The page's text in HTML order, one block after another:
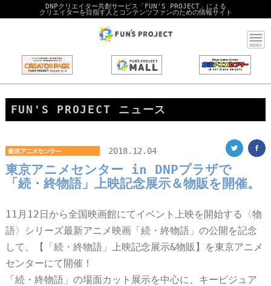
DNPクリエイター共創サービス「FUN'S PROJECT」による
クリエイターを目指す人とコンテンツファンのための情報サイト
FUN'S PROJECT ニュース
2018.12.04
東京アニメセンター in DNPプラザで
「続・終物語」上映記念展示＆物販を開催。
11月12日から全国映画館にてイベント上映を開始する〈物
語〉シリーズ最新アニメ映画「続・終物語」の公開を記念
して、【「続・終物語」上映記念展示&物販】を東京アニメ
センターにて開催！
「続・終物語」の場面カット展示を中心に、キービジュア